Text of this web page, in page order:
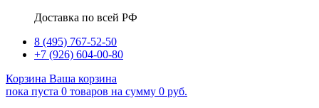
Доставка по всей РФ
8 (495) 767-52-50
+7 (926) 604-00-80
Корзина Ваша корзина
пока пуста 0 товаров на сумму 0 руб.